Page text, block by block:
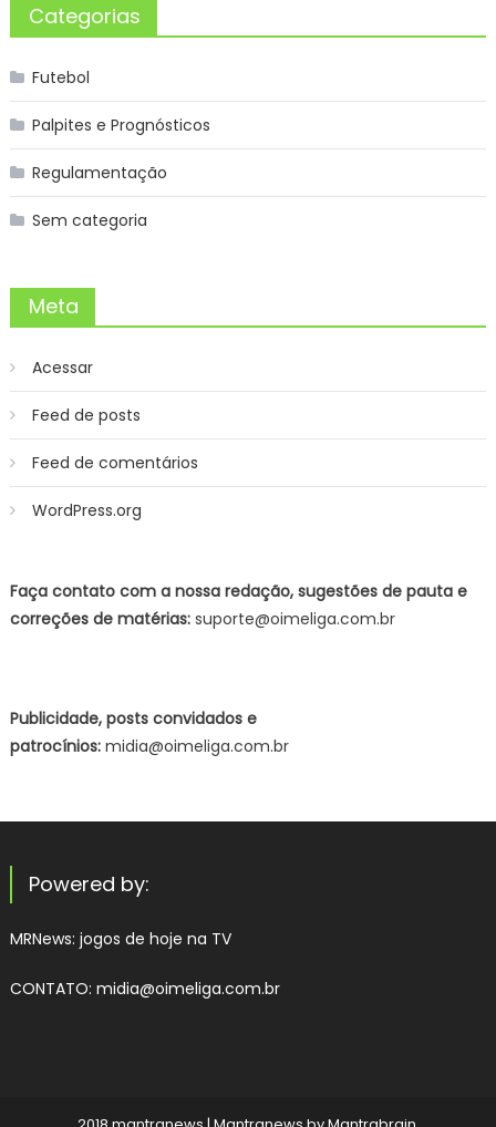
Categorias
Futebol
Palpites e Prognósticos
Regulamentação
Sem categoria
Meta
Acessar
Feed de posts
Feed de comentários
WordPress.org
Faça contato com a nossa redação, sugestões de pauta e
correções de matérias:suporte@oimeliga.com.br
Publicidade, posts convidados e
patrocínios:midia@oimeliga.com.br
Powered by:
MRNews: jogos de hoje na TV
CONTATO: midia@oimeliga.com.br